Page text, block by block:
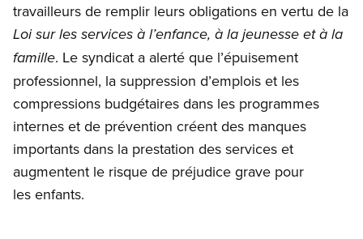
travailleurs de remplir leurs obligations en vertu de la
Loi sur les services à l’enfance, à la jeunesse et à la
famille. Le syndicat a alerté que l’épuisement
professionnel, la suppression d’emplois et les
compressions budgétaires dans les programmes
internes et de prévention créent des manques
importants dans la prestation des services et
augmentent le risque de préjudice grave pour
les enfants.